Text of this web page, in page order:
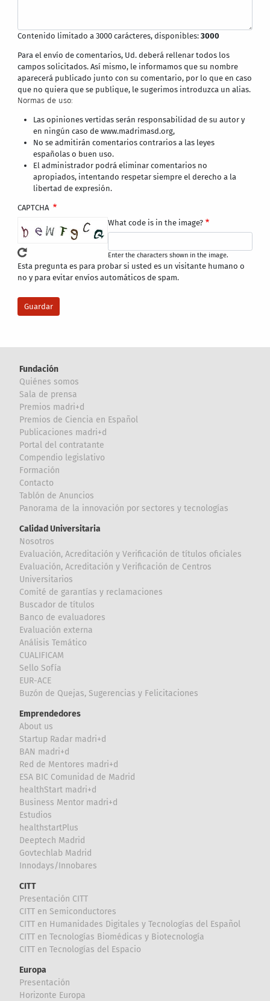
Contenido limitado a 3000 carácteres, disponibles:3000
Para el envío de comentarios, Ud. deberá rellenar todos los
campos solicitados. Así mismo, le informamos que su nombre
aparecerá publicado junto con su comentario, por lo que en caso
que no quiera que se publique, le sugerimos introduzca un alias.
Normas de uso:
Las opiniones vertidas serán responsabilidad de su autor y
en ningún caso de www.madrimasd.org,
No se admitirán comentarios contrarios a las leyes
españolas o buen uso.
El administrador podrá eliminar comentarios no
apropiados, intentando respetar siempre el derecho a la
libertad de expresión.
CAPTCHA
What code is in the image?
Enter the characters shown in the image.
Esta pregunta es para probar si usted es un visitante humano o
no y para evitar envíos automáticos de spam.
Fundación
Quiénes somos
Sala de prensa
Premios madri+d
Premios de Ciencia en Español
Publicaciones madri+d
Portal del contratante
Compendio legislativo
Formación
Contacto
Tablón de Anuncios
Panorama de la innovación por sectores y tecnologías
Calidad Universitaria
Nosotros
Evaluación, Acreditación y Verificación de títulos oficiales
Evaluación, Acreditación y Verificación de Centros
Universitarios
Comité de garantías y reclamaciones
Buscador de títulos
Banco de evaluadores
Evaluación externa
Análisis Temático
CUALIFICAM
Sello Sofía
EUR-ACE
Buzón de Quejas, Sugerencias y Felicitaciones
Emprendedores
About us
Startup Radar madri+d
BAN madri+d
Red de Mentores madri+d
ESA BIC Comunidad de Madrid
healthStart madri+d
Business Mentor madri+d
Estudios
healthstartPlus
Deeptech Madrid
Govtechlab Madrid
Innodays/Innobares
CITT
Presentación CITT
CITT en Semiconductores
CITT en Humanidades Digitales y Tecnologías del Español
CITT en Tecnologías Biomédicas y Biotecnología
CITT en Tecnologías del Espacio
Europa
Presentación
Horizonte Europa